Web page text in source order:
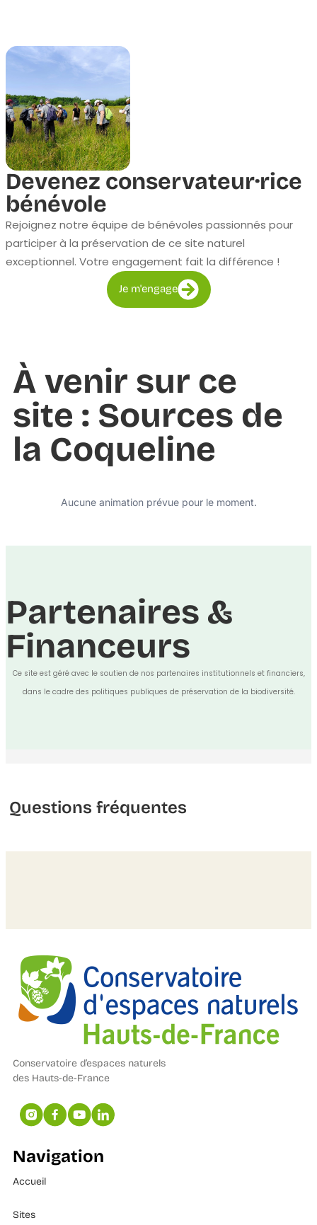
Devenez conservateur·rice
bénévole
Rejoignez notre équipe de bénévoles passionnés pour
participer à la préservation de ce site naturel
exceptionnel. Votre engagement fait la différence !
Je m'engage
À venir sur ce
site : Sources de
la Coqueline
Aucune animation prévue pour le moment.
Partenaires &
Financeurs
Ce site est géré avec le soutien de nos partenaires institutionnels et financiers,
dans le cadre des politiques publiques de préservation de la biodiversité.
Questions fréquentes
Conservatoire d’espaces naturels
des Hauts-de-France
Navigation
Accueil
Sites